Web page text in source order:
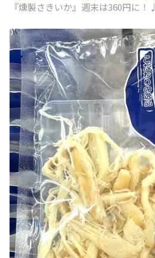
『燻製さきいか』週末は360円に！♩